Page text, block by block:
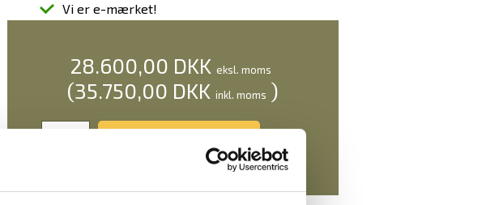
Vi er e-mærket!
28.600,00 DKK eksl. moms
(35.750,00 DKK inkl. moms )